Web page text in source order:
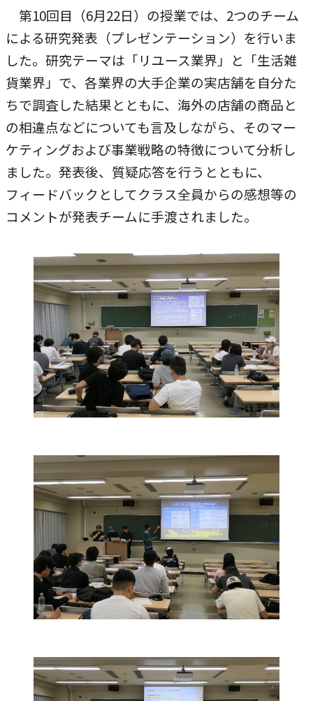
第10回目（6月22日）の授業では、2つのチーム
による研究発表（プレゼンテーション）を行いま
した。研究テーマは「リユース業界」と「生活雑
貨業界」で、各業界の大手企業の実店舗を自分た
ちで調査した結果とともに、海外の店舗の商品と
の相違点などについても言及しながら、そのマー
ケティングおよび事業戦略の特徴について分析し
ました。発表後、質疑応答を行うとともに、
フィードバックとしてクラス全員からの感想等の
コメントが発表チームに手渡されました。